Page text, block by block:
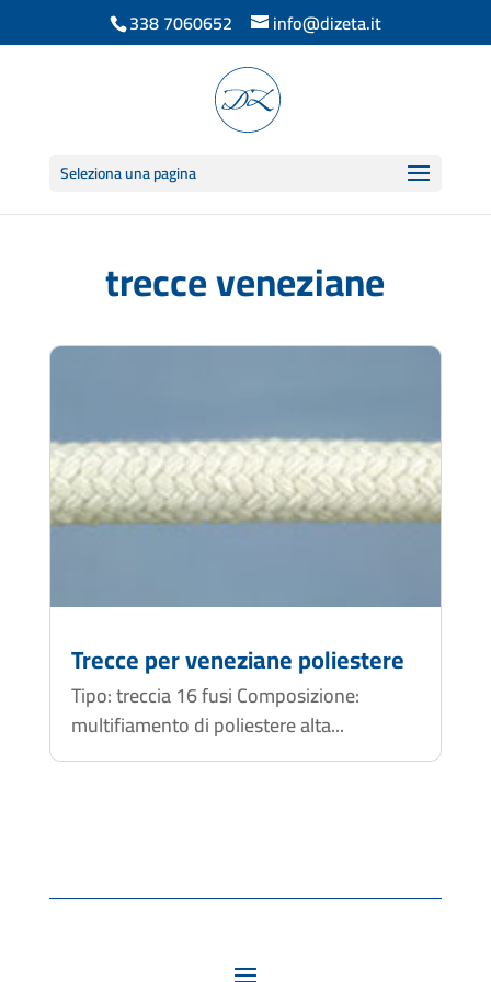
338 7060652 info@dizeta.it
Seleziona una pagina
trecce veneziane
Trecce per veneziane poliestere
Tipo: treccia 16 fusi Composizione:
multifiamento di poliestere alta...